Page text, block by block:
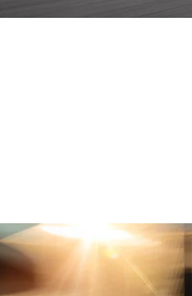
del
mayo de 2021